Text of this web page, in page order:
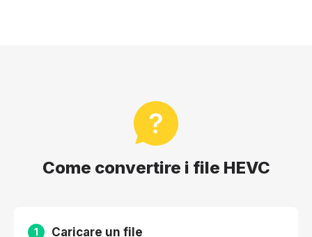
Come convertire i file HEVC
1 Caricare un file